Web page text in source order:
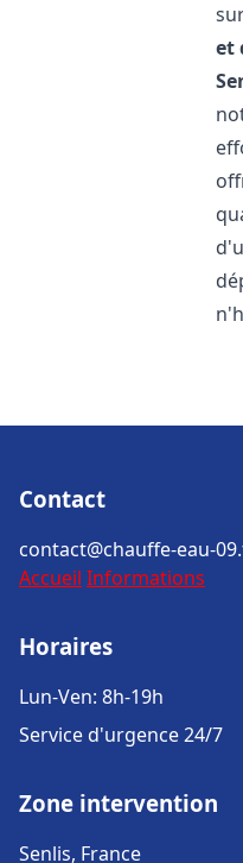
et
Contact
contact@chauffe-eau-
Accueil Informations
Horaires
Lun-Ven: 8h-19h
Service d'urgence 24/7
Zone intervention
Senlis, France